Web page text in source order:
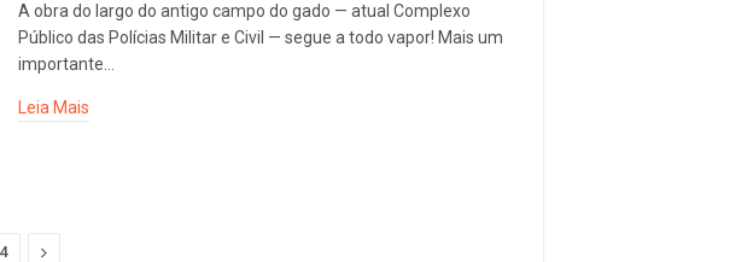
A obra do largo do antigo campo do gado — atual Complexo
Público das Polícias Militar e Civil — segue a todo vapor! Mais um
importante…
Leia Mais
Next